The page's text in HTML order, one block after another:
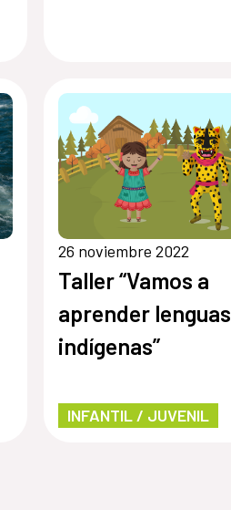
26 noviembre 2022
Taller “Vamos a
aprender lenguas
indígenas”
INFANTIL / JUVENIL